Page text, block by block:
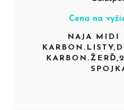
Cena na
NAJA MIDI